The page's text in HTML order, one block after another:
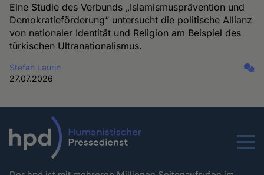
Eine Studie des Verbunds „Islamismusprävention und
Demokratieförderung“ untersucht die politische Allianz
von nationaler Identität und Religion am Beispiel des
türkischen Ultranationalismus.
Stefan Laurin
27.07.2026
Menu